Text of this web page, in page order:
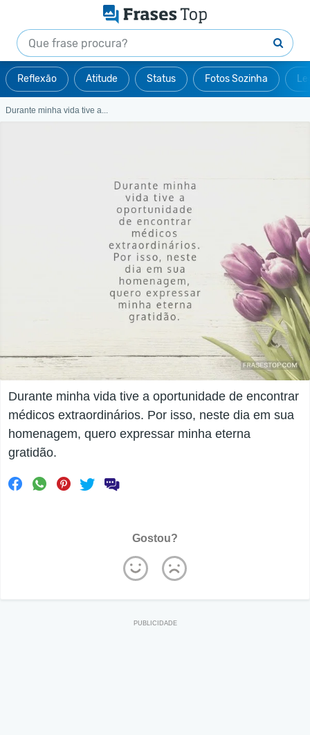
Reflexão Atitude Status Fotos Sozinha
Durante minha vida tive a...
Durante minha vida tive a oportunidade de encontrar
médicos extraordinários. Por isso, neste dia em sua
homenagem, quero expressar minha eterna
gratidão.
Gostou?